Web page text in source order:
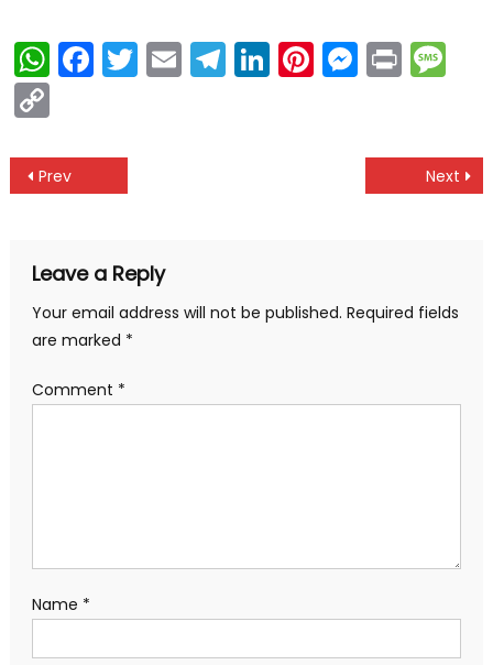
WhatsApp
Facebook
Twitter
EmailTelegram
LinkedIn
Pinterest
Print
Copy
Post
Prev Next
Leave a Reply
Your email address will not be published. Required fields
are marked *
Comment *
Name *